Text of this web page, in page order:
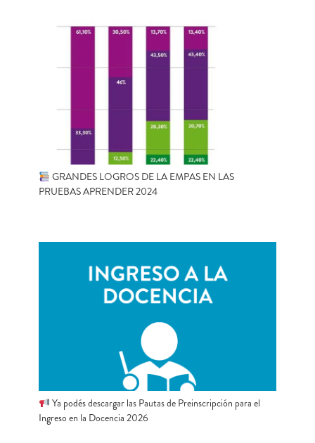
GRANDES LOGROS DE LA EMPAS EN LAS
PRUEBAS APRENDER 2024
Ya podés descargar las Pautas de Preinscripción para el
Ingreso en la Docencia 2026